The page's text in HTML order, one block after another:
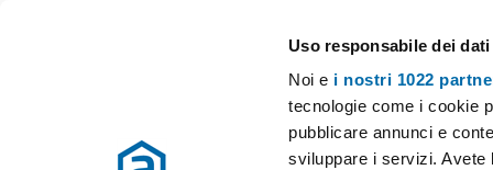
Uso responsabile dei dati
Noi e i nostri 1022
tecnologie come i cookie
pubblicare annunci e
sviluppare i servizi.
Case e appartamenti in affitto in tutta Italia
Affitto Avezzano Appartamenti Affitto Avezzano